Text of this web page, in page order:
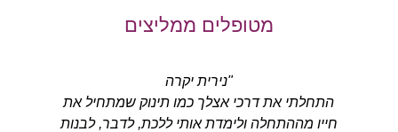
מטופלים ממליצים
"נירית יקרה
התחלתי את דרכי אצלך כמו תינוק שמתחיל את
מההתחלה ולימדת אותי ללכת, לדבר, לבנות
הגעתי אלייך
והיום אנו